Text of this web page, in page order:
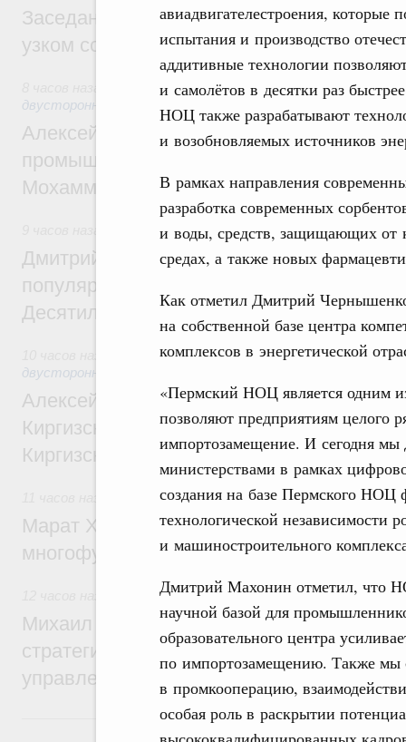
авиадвигателестроения, которые
испытания и производство
аддитивные технологии
и самолётов в десятки раз
НОЦ также разрабатывают
и возобновляемых источников
В рамках направления
разработка современных
и воды, средств, защищающих от
средах, а также новых
Как отметил Дмитрий
на собственной базе центра
комплексов в энергетической
«Пермский НОЦ является одним
позволяют предприятиям целого
импортозамещение. И сегодня
министерствами в рамках
создания на базе Пермского НОЦ
технологической независимости
и машиностроительного
Дмитрий Махонин отметил, что
научной базой для
образовательного центра
по импортозамещению. Также мы
в промкооперацию,
особая роль в раскрытии
Заседание Евразийского
узком составе
Экономические отношения с зарубежными
двусторонней основе
Алексей Оверчук провёл рабочую
промышленности, недропользования и
Мохаммадом Атабаком
Внутренний и въездной туризм
Дмитрий Чернышенко: Порядка 110
популярного туризма в 35 регионах
Десятилетия науки и технологий
Экономические и гуманитарные
двусторонней основе
Алексей Оверчук принял участие в
Киргизского экономического форума и
Киргизской межрегиональной
Дорожное хозяйство
Марат Хуснуллин: На двух скоростных
многофункциональные зоны дорожного
Технологическое развитие. Инновации
Михаил Мишустин дал поручения по
стратегической сессии о
управления научно-технологическим
Вчера